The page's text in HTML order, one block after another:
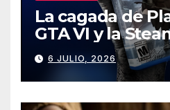
La cagada de
GTA VI y la
Gaming Room
6 JULIO, 2026